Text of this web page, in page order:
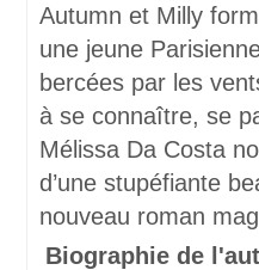
Autumn et Milly
une jeune
bercées par les
à se connaître, se
Mélissa Da Costa
d’une stupéfiante
nouveau roman
Biographie de